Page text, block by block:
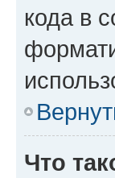
кода в
Что